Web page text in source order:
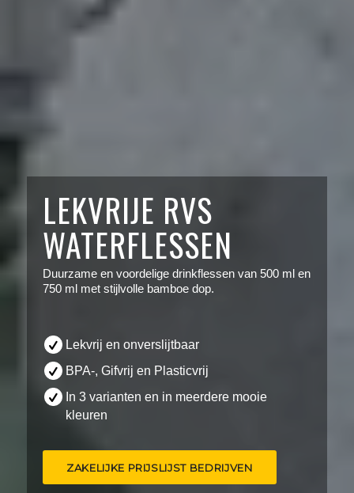
LEKVRIJE RVS
WATERFLESSEN
Duurzame en voordelige drinkflessen van 500 ml en
750 ml met stijlvolle bamboe dop.
Lekvrij en onverslijtbaar
BPA-, Gifvrij en Plasticvrij
In 3 varianten en in meerdere mooie
kleuren
ZAKELIJKE PRIJSLIJST BEDRIJVEN